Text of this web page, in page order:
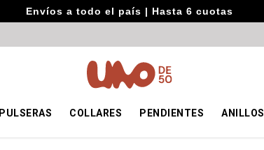
Envíos a todo el país | Hasta 6 cuotas
PULSERAS COLLARES PENDIENTES ANILLOS